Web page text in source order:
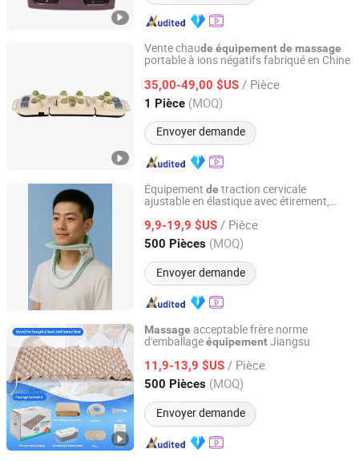
Vente chaude équipementde massage
portable à ions négatifs fabriqué en Chine
35,00-49,00 $US / Pièce
1 Pièce (MOQ)
Envoyer demande
Health&Health (Group)Co.,Ltd.
Guangdong, China Depuis 2011
Équipement de traction cervicale
ajustable en élastique avec étirement,
9,9-19,9 $US / Pièce
500 Pièces (MOQ)
Envoyer demande
Fujian Forwell Health Tech. Co., Ltd.
Fujian, China Depuis 2026
Massage acceptable frère norme
d'emballageéquipementJiangsu
11,9-13,9 $US / Pièce
500 Pièces (MOQ)
Envoyer demande
SH Brother Co., Ltd.
Shanghai, China Depuis 2023